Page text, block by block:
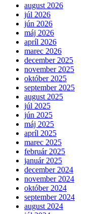
august 2026
júl 2026
jún 2026
máj 2026
apríl 2026
marec 2026
december 2025
november 2025
október 2025
september 2025
august 2025
júl 2025
jún 2025
máj 2025
apríl 2025
marec 2025
február 2025
január 2025
december 2024
november 2024
október 2024
september 2024
august 2024